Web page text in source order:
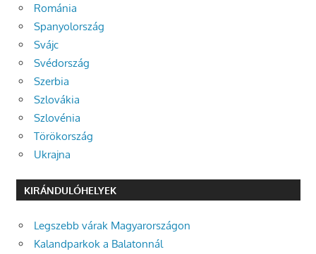
Románia
Spanyolország
Svájc
Svédország
Szerbia
Szlovákia
Szlovénia
Törökország
Ukrajna
KIRÁNDULÓHELYEK
Legszebb várak Magyarországon
Kalandparkok a Balatonnál